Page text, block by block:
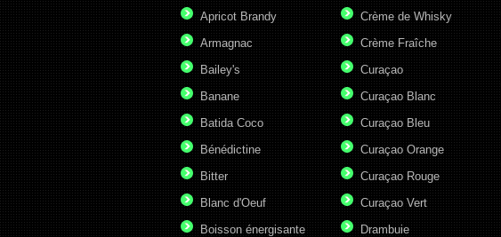
Apricot Brandy
Armagnac
Bailey's
Banane
Batida Coco
Bénédictine
Bitter
Blanc d'Oeuf
Boisson énergisante
Crème de Whisky
Crème Fraîche
Curaçao
Curaçao Blanc
Curaçao Bleu
Curaçao Orange
Curaçao Rouge
Curaçao Vert
Drambuie